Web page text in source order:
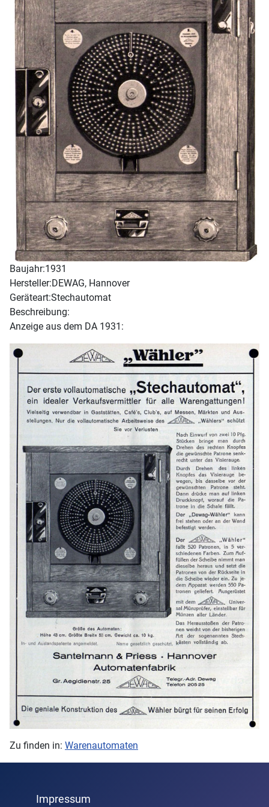
Baujahr:1931
Hersteller:DEWAG, Hannover
Geräteart:Stechautomat
Beschreibung:
Anzeige aus dem DA 1931:
Zu finden in: Warenautomaten
Impressum